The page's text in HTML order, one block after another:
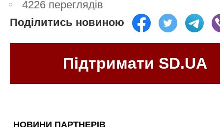
4226 переглядів
Поділитись новиною
Підтримати SD.UA